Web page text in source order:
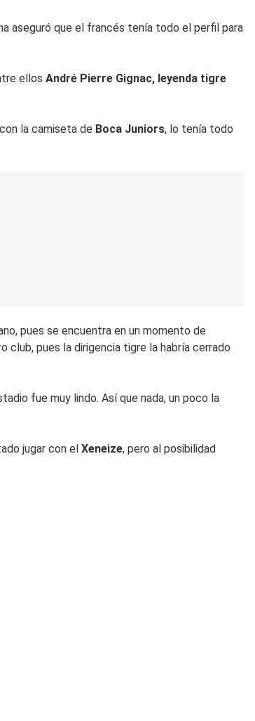
aseguró que el francés tenía todo el perfil para
ellos André Pierre Gignac, leyenda tigre
la camiseta de Boca Juniors, lo tenía todo
pues se encuentra en un momento de
club, pues la dirigencia tigre la habría cerrado
fue muy lindo. Así que nada, un poco la
jugar con el Xeneize, pero al posibilidad